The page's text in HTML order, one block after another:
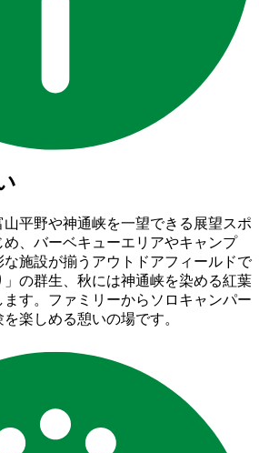
平野や神通峡を一望できる展望スポ
、バーベキューエリアやキャンプ
施設が揃うアウトドアフィールドで
の群生、秋には神通峡を染める紅葉
す。ファミリーからソロキャンパー
楽しめる憩いの場です。